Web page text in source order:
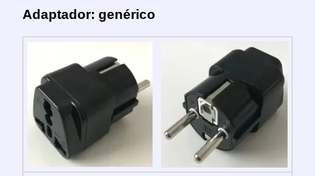
Adaptador: genérico